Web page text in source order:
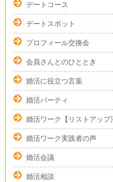
デートコース
デートスポット
プロフィール交換会
会員さんとのひととき
婚活に役立つ言葉
婚活パーティ
婚活ワーク【リストアップ
婚活ワーク実践者の声
婚活会議
婚活相談